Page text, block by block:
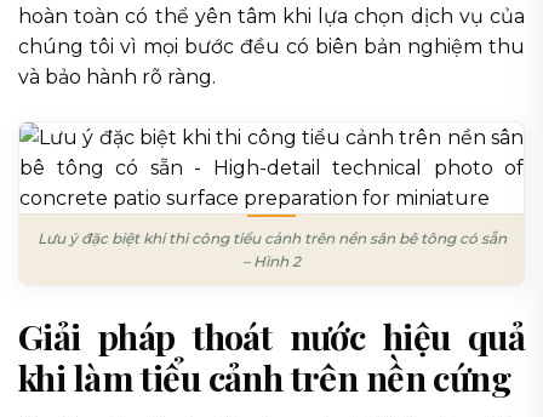
hoàn toàn có thể yên tâm khi lựa chọn dịch vụ của
chúng tôi vì mọi bước đều có biên bản nghiệm thu
và bảo hành rõ ràng.
Lưu ý đặc biệt khi thi công tiểu cảnh trên nền sân bê tông có sẵn
– Hình 2
Giải pháp thoát nước hiệu quả
khi làm tiểu cảnh trên nền cứng